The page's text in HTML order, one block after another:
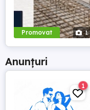
Promovat 1
Anunțuri
1